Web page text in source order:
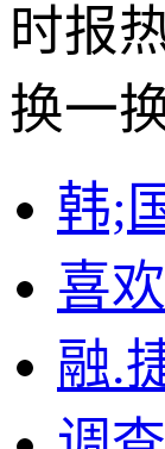
时报
换一
韩;
喜
融.